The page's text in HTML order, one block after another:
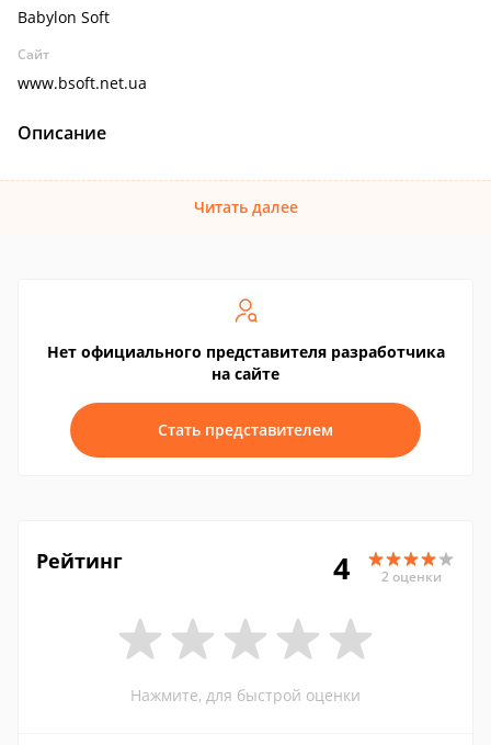
Babylon Soft
Сайт
www.bsoft.net.ua
Описание
Читать далее
Нет официального представителя разработчика
на сайте
Стать представителем
Рейтинг 4 2 оценки
Нажмите, для быстрой оценки